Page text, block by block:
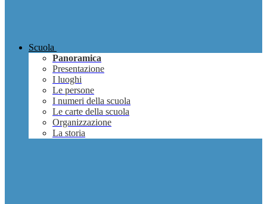
Scuola
Panoramica
Presentazione
I luoghi
Le persone
I numeri della scuola
Le carte della scuola
Organizzazione
La storia